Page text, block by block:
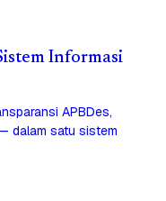
Informasi
APBDes,
dalam satu sistem